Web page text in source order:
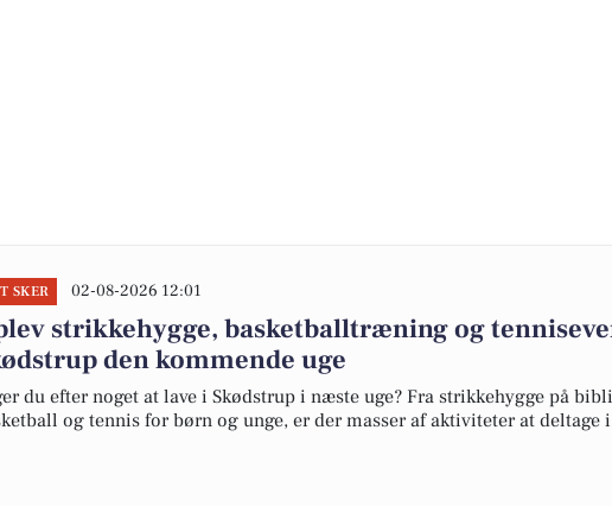
SKER 02-08-2026 12:01
strikkehygge, basketballtræning og
den kommende uge
du efter noget at lave i Skødstrup i næste uge? Fra strikkehygge på
og tennis for børn og unge, er der masser af aktiviteter at deltage